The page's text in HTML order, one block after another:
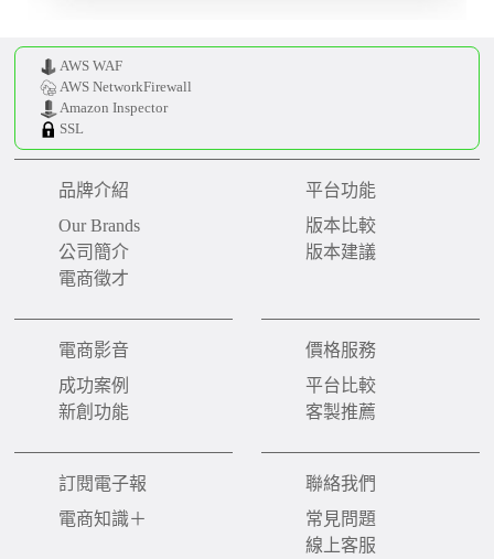
AWS WAF
AWS NetworkFirewall
Amazon Inspector
SSL
品牌介紹
Our Brands
公司簡介
電商徵才
平台功能
版本比較
版本建議
電商影音
成功案例
新創功能
價格服務
平台比較
客製推薦
訂閱電子報
電商知識＋
聯絡我們
常見問題
線上客服